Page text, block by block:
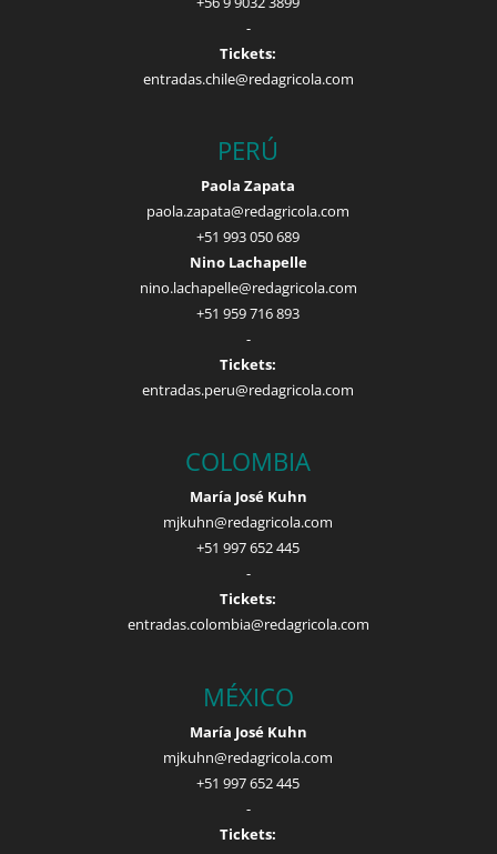
-
Tickets:
entradas.chile@redagricola.com
PERÚ
Paola Zapata
paola.zapata@redagricola.com
+51 993 050 689
Nino Lachapelle
nino.lachapelle@redagricola.com
+51 959 716 893
-
Tickets:
entradas.peru@redagricola.com
COLOMBIA
María José Kuhn
mjkuhn@redagricola.com
+51 997 652 445
-
Tickets:
entradas.colombia@redagricola.com
MÉXICO
María José Kuhn
mjkuhn@redagricola.com
+51 997 652 445
-
Tickets: